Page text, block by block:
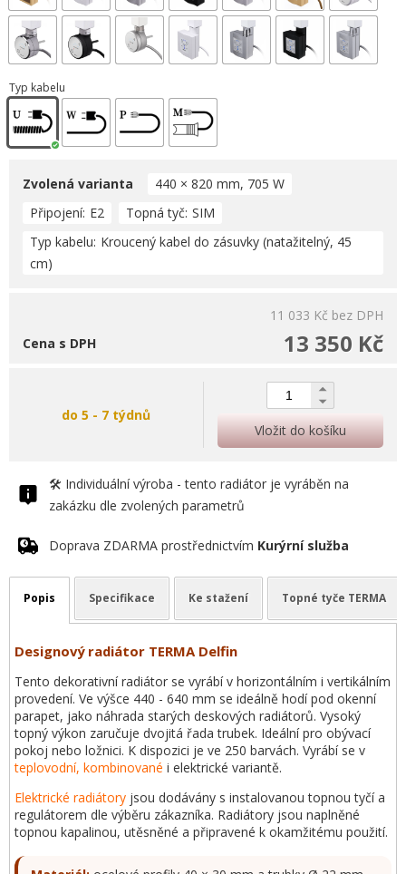
Typ kabelu
Zvolená varianta
440 × 820 mm, 705 W
Připojení E2 Topná tyč SIM
Typ kabelu Kroucený kabel do zásuvky (natažitelný, 45
cm)
11 033 Kč bez DPH
13 350 Kč
Cena s DPH
do 5 - 7 týdnů
Vložit do košíku
🛠️ Individuální výroba - tento radiátor je vyráběn na
zakázku dle zvolených parametrů
Doprava ZDARMA prostřednictvím Kurýrní služba
Popis Specifikace Ke stažení Topné tyče TERMA
Designový radiátor TERMA Delfin
Tento dekorativní radiátor se vyrábí v horizontálním i vertikálním
provedení. Ve výšce 440 - 640 mm se ideálně hodí pod okenní
parapet, jako náhrada starých deskových radiátorů. Vysoký
topný výkon zaručuje dvojitá řada trubek. Ideální pro obývací
pokoj nebo ložnici. K dispozici je ve 250 barvách. Vyrábí se v
teplovodní, kombinované i elektrické variantě.
Elektrické radiátory jsou dodávány s instalovanou topnou tyčí a
regulátorem dle výběru zákazníka. Radiátory jsou naplněné
topnou kapalinou, utěsněné a připravené k okamžitému použití.